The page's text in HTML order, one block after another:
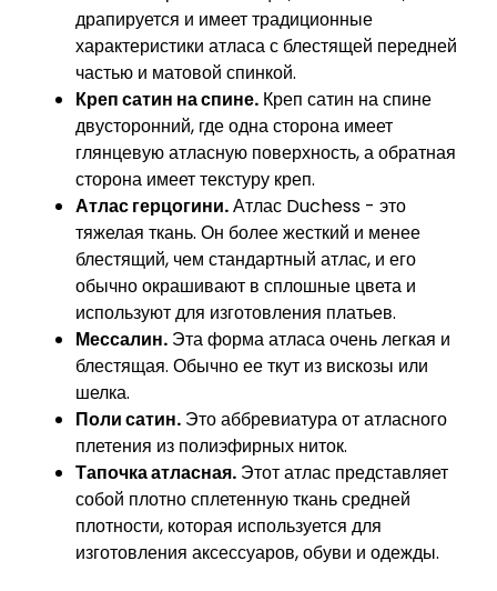
драпируется и имеет традиционные
характеристики атласа с блестящей передней
частью и матовой спинкой.
Креп сатин на спине. Креп сатин на спине
двусторонний, где одна сторона имеет
глянцевую атласную поверхность, а обратная
сторона имеет текстуру креп.
Атлас герцогини.Атлас Duchess - это
тяжелая ткань. Он более жесткий и менее
блестящий, чем стандартный атлас, и его
обычно окрашивают в сплошные цвета и
используют для изготовления платьев.
Мессалин. Эта форма атласа очень легкая и
блестящая. Обычно ее ткут из вискозы или
шелка.
Поли сатин. Это аббревиатура от атласного
плетения из полиэфирных ниток.
Тапочка атласная. Этот атлас представляет
собой плотно сплетенную ткань средней
плотности, которая используется для
изготовления аксессуаров, обуви и одежды.